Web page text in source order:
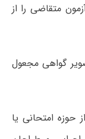
متقاضی را از
گواهی مجعول
حوزه امتحانی یا